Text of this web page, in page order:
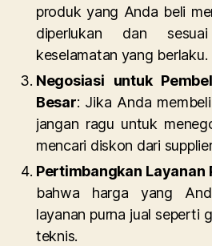
produk yang Anda beli
diperlukan dan
keselamatan yang berlaku.
Negosiasi untuk
Besar: Jika Anda
jangan ragu untuk
mencari diskon dari
Pertimbangkan Layanan
bahwa harga yang
layanan purna jual seperti
teknis.